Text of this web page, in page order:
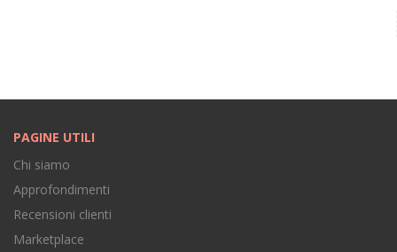
PAGINE UTILI
Chi siamo
Approfondimenti
Recensioni clienti
Marketplace